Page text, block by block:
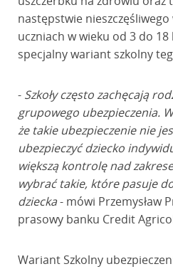
następstwie
uczniach w wieku od 3 do
specjalny wariant szkolny
- Szkoły często zachęcają
grupowego ubezpieczenia.
że takie ubezpieczenie nie
ubezpieczyć dziecko
większą kontrolę nad
wybrać takie, które pasuje
dziecka- mówi Przemysław
prasowy banku Credit
Wariant Szkolny